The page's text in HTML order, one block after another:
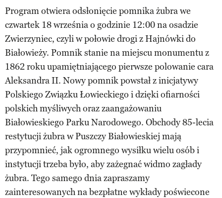
Program otwiera odsłonięcie pomnika żubra we
czwartek 18 września o godzinie 12:00 na osadzie
Zwierzyniec, czyli w połowie drogi z Hajnówki do
Białowieży. Pomnik stanie na miejscu monumentu z
1862 roku upamiętniającego pierwsze polowanie cara
Aleksandra II. Nowy pomnik powstał z inicjatywy
Polskiego Związku Łowieckiego i dzięki ofiarności
polskich myśliwych oraz zaangażowaniu
Białowieskiego Parku Narodowego. Obchody 85-lecia
restytucji żubra w Puszczy Białowieskiej mają
przypomnieć, jak ogromnego wysiłku wielu osób i
instytucji trzeba było, aby zażegnać widmo zagłady
żubra. Tego samego dnia zapraszamy
zainteresowanych na bezpłatne wykłady poświecone